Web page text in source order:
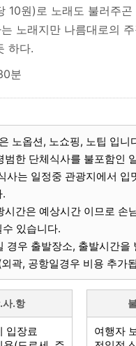
10원)로 노래도 불러주
노래지만 나름대로의
하다.
분
노옵션, 노쇼핑, 노팁 입니
범한 단체식사를 불포함인
사는 일정중 관광지에서 입
.
시간은 예상시간 이므로 손
있습니다.
경우 출발장소, 출발시간을
곽, 공항일경우 비용 추가
사.항
입장료
여행자